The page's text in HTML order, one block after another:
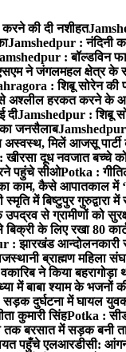
की दी नशीहत
Jamshedpur : नंदिनी
: बॉल्डविन
ने जंगलमहल क्षेत्र के
: शिबू सोरेन की
अश्लील हरकत करने के
दीJamshedpur : शिबू
का जनसैलाबJamshedpur
अस्वस्थ, मिलें आजसू
खीरसा दूध नवजात बच्चे
पहुंचे सीओPotka :
काम, कैसे आपातकाल में
में बिष्टुपुर गुरुद्वारा
से ग्रामीणों को
के लिए रखा 80
झारखंड आन्दोलनकारी
ब्राह्मण महिला
ने किया बहरागोड़ा
में बाबा श्याम के भजनों
दुर्घटना में घायल
कुमारी सिंहPotka :
बरसात में सड़क बनी
पहुँचे एलआरडीसी: